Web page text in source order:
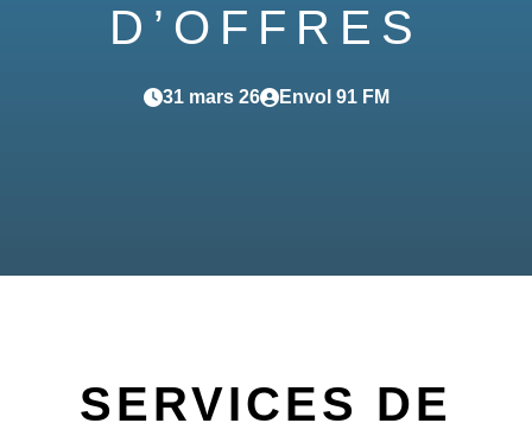
D’OFFRES
31 mars 26 Envol 91 FM
SERVICES DE